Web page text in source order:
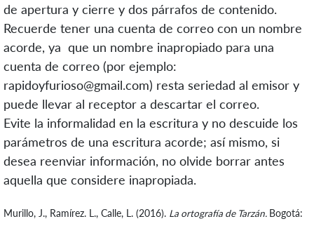
de apertura y cierre y dos párrafos de contenido.
Recuerde tener una cuenta de correo con un nombre
acorde, ya que un nombre inapropiado para una
cuenta de correo (por ejemplo:
rapidoyfurioso@gmail.com) resta seriedad al emisor y
puede llevar al receptor a descartar el correo.
Evite la informalidad en la escritura y no descuide los
parámetros de una escritura acorde; así mismo, si
desea reenviar información, no olvide borrar antes
aquella que considere inapropiada.
Murillo, J., Ramírez. L., Calle, L. (2016). La ortografía de Tarzán. Bogotá: